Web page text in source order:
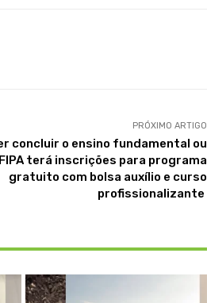
PRÓXIMO ARTIGO
concluir o ensino fundamental ou
terá inscrições para programa
gratuito com bolsa auxílio e curso
profissionalizante